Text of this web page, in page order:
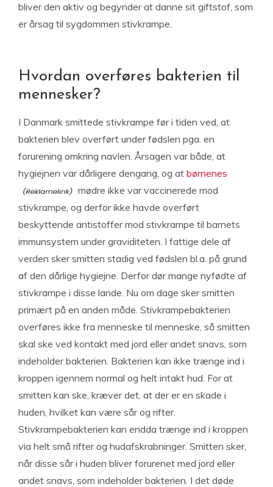
bliver den aktiv og begynder at danne sit giftstof, som
er årsag til sygdommen stivkrampe.
Hvordan overføres bakterien til
mennesker?
I Danmark smittede stivkrampe før i tiden ved, at
bakterien blev overført under fødslen pga. en
forurening omkring navlen. Årsagen var både, at
hygiejnen var dårligere dengang, og at børnenes
mødre ikke var vaccinerede mod
stivkrampe, og derfor ikke havde overført
beskyttende antistoffer mod stivkrampe til barnets
immunsystem under graviditeten. I fattige dele af
verden sker smitten stadig ved fødslen bl.a. på grund
af den dårlige hygiejne. Derfor dør mange nyfødte af
stivkrampe i disse lande. Nu om dage sker smitten
primært på en anden måde. Stivkrampebakterien
overføres ikke fra menneske til menneske, så smitten
skal ske ved kontakt med jord eller andet snavs, som
indeholder bakterien. Bakterien kan ikke trænge ind i
kroppen igennem normal og helt intakt hud. For at
smitten kan ske, kræver det, at der er en skade i
huden, hvilket kan være sår og rifter.
Stivkrampebakterien kan endda trænge ind i kroppen
via helt små rifter og hudafskrabninger. Smitten sker,
når disse sår i huden bliver forurenet med jord eller
andet snavs, som indeholder bakterien. I det døde